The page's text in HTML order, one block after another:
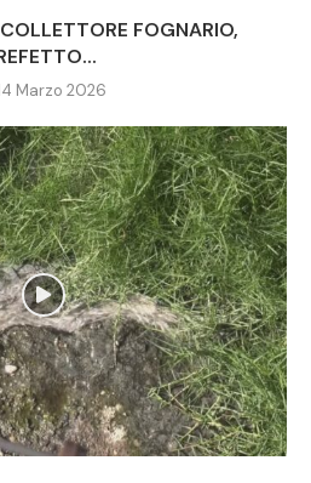
FOGNARIO,
Marzo 2026